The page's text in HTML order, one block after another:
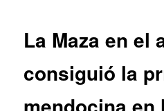
La Maza en el
consiguió la